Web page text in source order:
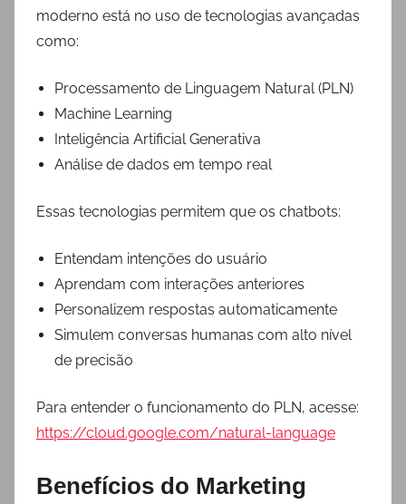
moderno está no uso de tecnologias avançadas
como:
Processamento de Linguagem Natural (PLN)
Machine Learning
Inteligência Artificial Generativa
Análise de dados em tempo real
Essas tecnologias permitem que os chatbots:
Entendam intenções do usuário
Aprendam com interações anteriores
Personalizem respostas automaticamente
Simulem conversas humanas com alto nível
de precisão
Para entender o funcionamento do PLN, acesse:
https://cloud.google.com/natural-language
Benefícios do Marketing